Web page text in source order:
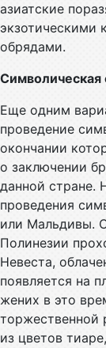
азиатские
экзотическими
обрядами.
Символическая
Еще одним
проведение
окончании
о заключении
данной стране.
проведения
или Мальдивы.
Полинезии
Невеста,
появляется на
жених в это
торжественной
из цветов